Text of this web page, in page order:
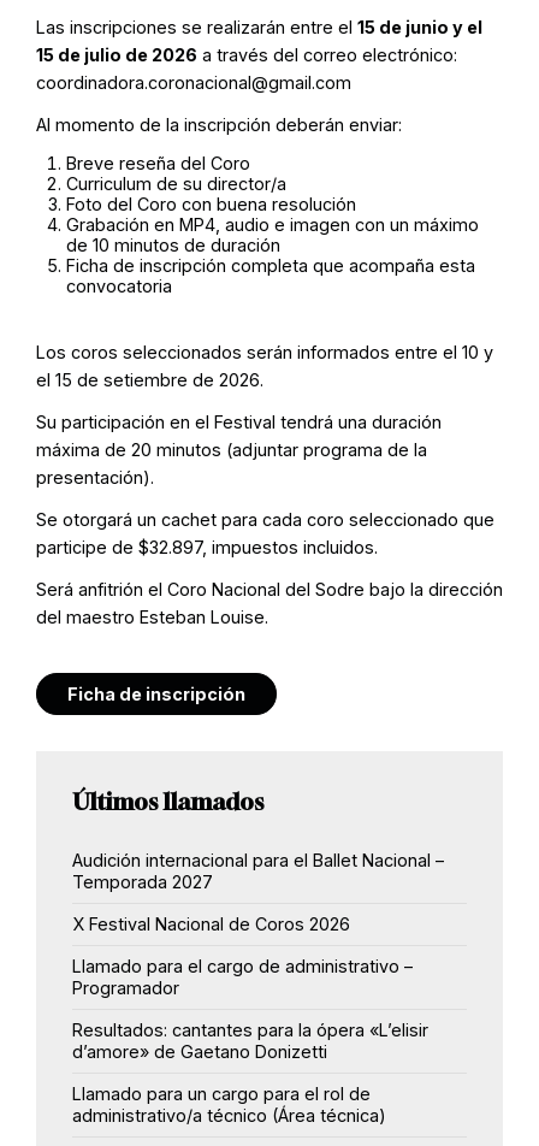
Las inscripciones se realizarán entre el 15 de junio y el
15 de julio de 2026 a través del correo electrónico:
coordinadora.coronacional@gmail.com
Al momento de la inscripción deberán enviar:
Breve reseña del Coro
Curriculum de su director/a
Foto del Coro con buena resolución
Grabación en MP4, audio e imagen con un máximo
de 10 minutos de duración
Ficha de inscripción completa que acompaña esta
convocatoria
Los coros seleccionados serán informados entre el 10 y
el 15 de setiembre de 2026.
Su participación en el Festival tendrá una duración
máxima de 20 minutos (adjuntar programa de la
presentación).
Se otorgará un cachet para cada coro seleccionado que
participe de $32.897, impuestos incluidos.
Será anfitrión el Coro Nacional del Sodre bajo la dirección
del maestro Esteban Louise.
Ficha de inscripción
Últimos llamados
Audición internacional para el Ballet Nacional –
Temporada 2027
X Festival Nacional de Coros 2026
Llamado para el cargo de administrativo –
Programador
Resultados: cantantes para la ópera «L’elisir
d’amore» de Gaetano Donizetti
Llamado para un cargo para el rol de
administrativo/a técnico (Área técnica)